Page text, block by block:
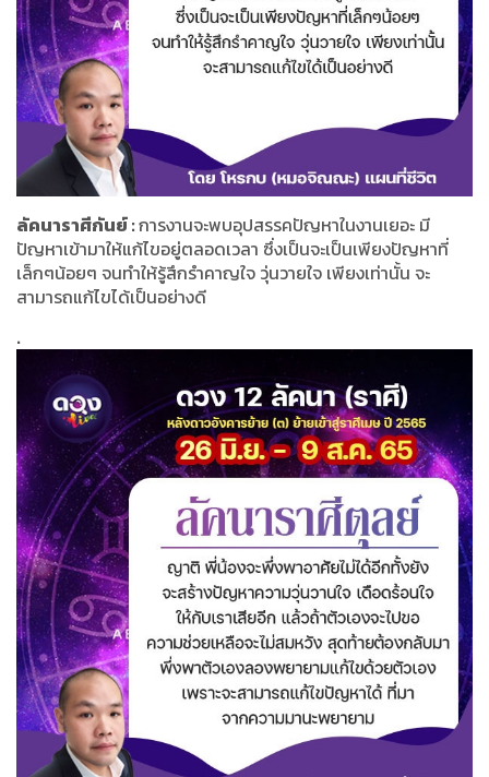
ลัคนาราศีกันย์ :การงานจะพบอุปสรรคปัญหาในงานเยอะ มี
ปัญหาเข้ามาให้แก้ไขอยู่ตลอดเวลา ซึ่งเป็นจะเป็นเพียงปัญหาที่
เล็กๆน้อยๆ จนทำให้รู้สึกรำคาญใจ วุ่นวายใจ เพียงเท่านั้น จะ
สามารถแก้ไขได้เป็นอย่างดี
.